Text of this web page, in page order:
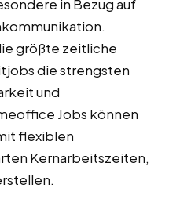
in Bezug auf
größte zeitliche
die strengsten
und
Jobs können
flexiblen
Kernarbeitszeiten,